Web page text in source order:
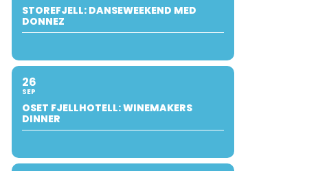
STOREFJELL: DANSEWEEKEND MED
DONNEZ
26
SEP
OSET FJELLHOTELL: WINEMAKERS
DINNER